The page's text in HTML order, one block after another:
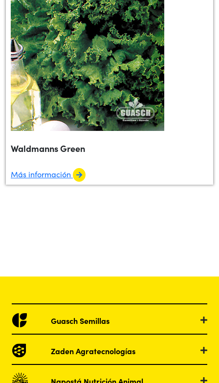
Waldmanns Green
Más información
Guasch Semillas
Zaden Agratecnologías